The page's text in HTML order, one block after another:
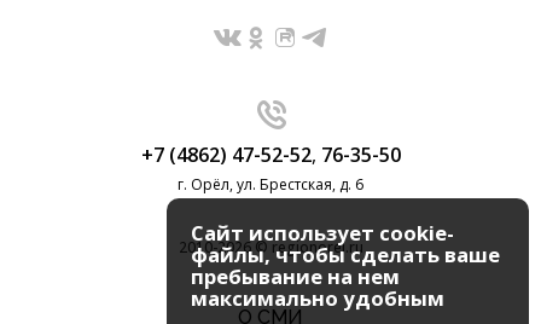
+7 (4862) 47-52-52, 76-35-50
г. Орёл, ул. Брестская, д. 6
2010-2026 © regionorel.ru
О СМИ
Сайт использует cookie-
файлы, чтобы сделать ваше
пребывание на нем
максимально удобным